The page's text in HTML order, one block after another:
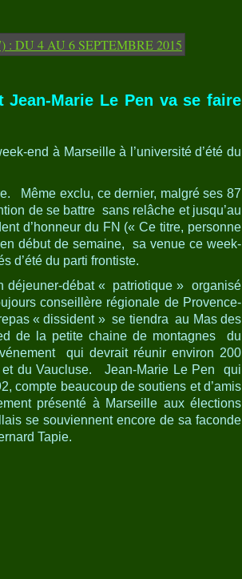
Marie Le Pen va se faire
end à Marseille à l’université d’été du
Même exclu, ce dernier, malgré ses 87
de se battre sans relâche et jusqu’au
d’honneur du FN (« Ce titre, personne
début de semaine, sa venue ce week-
d’été du parti frontiste.
déjeuner-débat « patriotique » organisé
conseillère régionale de Provence-
« dissident » se tiendra au Mas des
de la petite chaine de montagnes du
qui devrait réunir environ 200
et du Vaucluse. Jean-Marie Le Pen qui
compte beaucoup de soutiens et d’amis
présenté à Marseille aux élections
se souviennent encore de sa faconde
Tapie.